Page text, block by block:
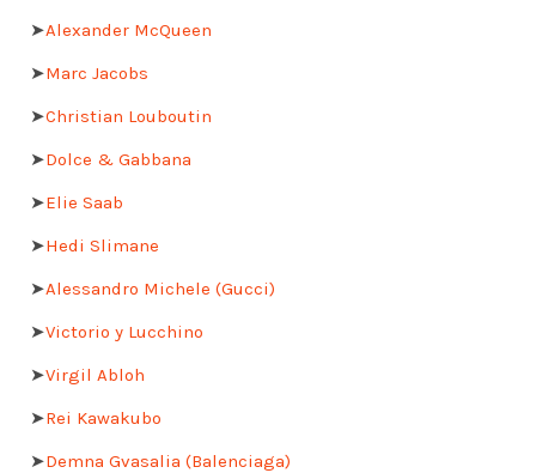
➤Alexander McQueen
➤Marc Jacobs
➤Christian Louboutin
➤Dolce & Gabbana
➤Elie Saab
➤Hedi Slimane
➤Alessandro Michele (Gucci)
➤Victorio y Lucchino
➤Virgil Abloh
➤Rei Kawakubo
➤Demna Gvasalia (Balenciaga)